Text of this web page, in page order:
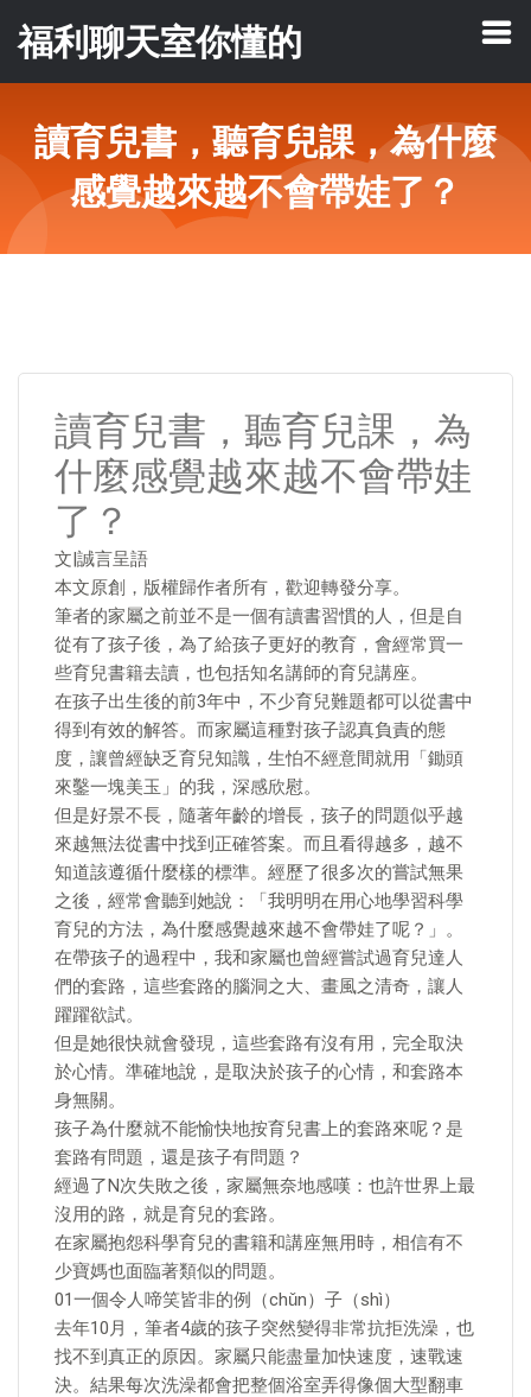
福利聊天室你懂的
讀育兒書，聽育兒課，為什麼
感覺越來越不會帶娃了？
讀育兒書，聽育兒課，為
什麼感覺越來越不會帶娃
了？
文|誠言呈語
本文原創，版權歸作者所有，歡迎轉發分享。
筆者的家屬之前並不是一個有讀書習慣的人，但是自
從有了孩子後，為了給孩子更好的教育，會經常買一
些育兒書籍去讀，也包括知名講師的育兒講座。
在孩子出生後的前3年中，不少育兒難題都可以從書中
得到有效的解答。而家屬這種對孩子認真負責的態
度，讓曾經缺乏育兒知識，生怕不經意間就用「鋤頭
來鑿一塊美玉」的我，深感欣慰。
但是好景不長，隨著年齡的增長，孩子的問題似乎越
來越無法從書中找到正確答案。而且看得越多，越不
知道該遵循什麼樣的標準。經歷了很多次的嘗試無果
之後，經常會聽到她說：「我明明在用心地學習科學
育兒的方法，為什麼感覺越來越不會帶娃了呢？」。
在帶孩子的過程中，我和家屬也曾經嘗試過育兒達人
們的套路，這些套路的腦洞之大、畫風之清奇，讓人
躍躍欲試。
但是她很快就會發現，這些套路有沒有用，完全取決
於心情。準確地說，是取決於孩子的心情，和套路本
身無關。
孩子為什麼就不能愉快地按育兒書上的套路來呢？是
套路有問題，還是孩子有問題？
經過了N次失敗之後，家屬無奈地感嘆：也許世界上最
沒用的路，就是育兒的套路。
在家屬抱怨科學育兒的書籍和講座無用時，相信有不
少寶媽也面臨著類似的問題。
01一個令人啼笑皆非的例（chǔn）子（shì）
去年10月，筆者4歲的孩子突然變得非常抗拒洗澡，也
找不到真正的原因。家屬只能盡量加快速度，速戰速
決。結果每次洗澡都會把整個浴室弄得像個大型翻車